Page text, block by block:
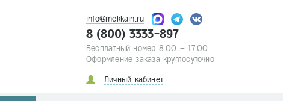
info@mekkain.ru
8 (800) 3333-897
Бесплатный номер 8:00 – 17:00
Оформление заказа круглосуточно
Личный кабинет